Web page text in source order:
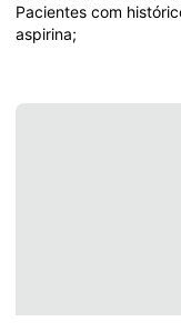
Pacientes com
aspirina;